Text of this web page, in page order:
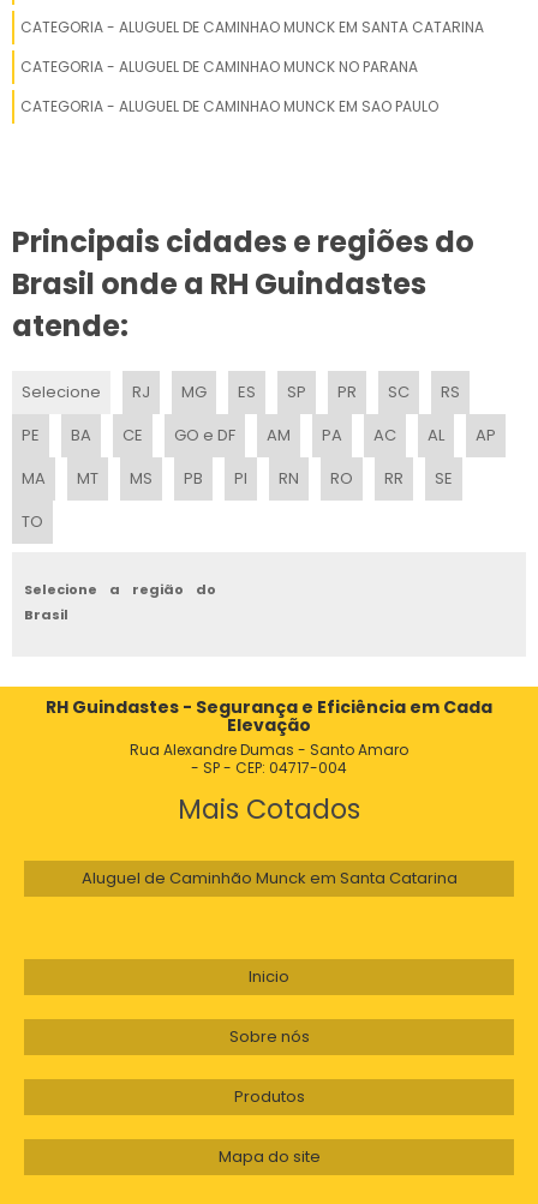
GUINDASTE MÓVEL
ALUGUEL GUINDASTE
MECÂNICO DE GUINDASTE
GUINDAUTO E GUINDASTE
GRUA GUINDASTE
GUINDASTE RODOVIÁRIO GMK 5130 PARA LOCAÇÃO
GUINDASTE LIEBHERR
GUINDASTE PALFINGER
CAMINHÃO GUINDASTE BRINQUEDO
GUINDASTE LIEBHERR A VENDA
CAMINHÃO GUINDASTE
VALOR DE UM GUINDASTE
GUINDASTE XCMG QY70K PARA LOCAÇÃO
CATEGORIA - ALUGUEL DE CAMINHAO MUNCK EM SANTA CATARINA
CATEGORIA - ALUGUEL DE CAMINHAO MUNCK NO PARANA
CATEGORIA - ALUGUEL DE CAMINHAO MUNCK EM SAO PAULO
Principais cidades e regiões do
Brasil onde a RH Guindastes
atende:
Selecione RJ MG ES SP PR SC
RS
PE
BA CE GO e DF AM PA AC AL
AP
MA
MT MS PB PI RN RO RR
SE
TO
Selecione a região do
Brasil
RH Guindastes - Segurança e Eficiência em Cada
Elevação
Rua Alexandre Dumas - Santo Amaro
- SP - CEP: 04717-004
Mais Cotados
Aluguel de Caminhão Munck em Santa Catarina
Inicio
Sobre nós
Produtos
Mapa do site